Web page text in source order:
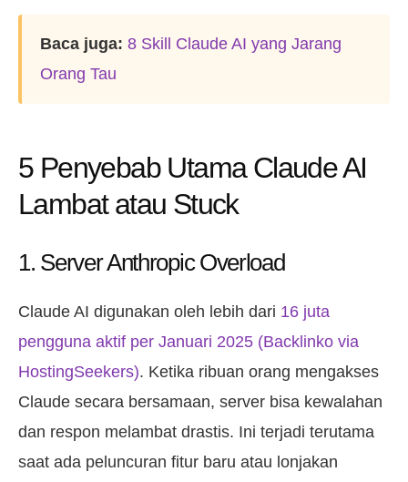
Baca juga: 8 Skill Claude AI yang Jarang
Orang Tau
5 Penyebab Utama Claude AI
Lambat atau Stuck
1. Server Anthropic Overload
Claude AI digunakan oleh lebih dari 16 juta
pengguna aktif per Januari 2025 (Backlinko via
HostingSeekers). Ketika ribuan orang mengakses
Claude secara bersamaan, server bisa kewalahan
dan respon melambat drastis. Ini terjadi terutama
saat ada peluncuran fitur baru atau lonjakan